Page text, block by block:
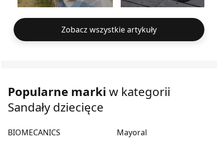
Zobacz wszystkie artykuły
Popularne marki w kategorii
Sandały dziecięce
BIOMECANICS
Mayoral